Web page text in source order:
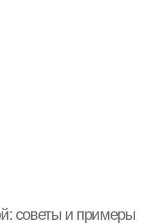
советы и примеры